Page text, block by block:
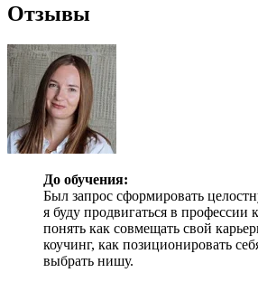
Отзывы
До обучения:
Был запрос сформировать
я буду продвигаться в профессии
понять как совмещать свой
коучинг, как позиционировать
выбрать нишу.